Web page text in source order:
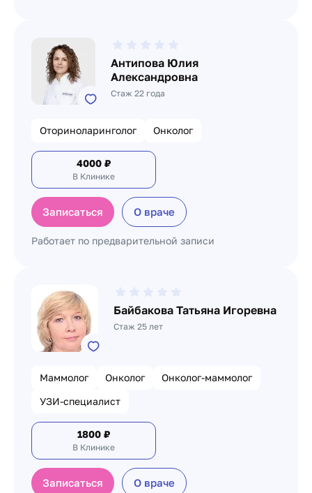
Антипова Юлия
Александровна
Стаж 22 года
Оториноларинголог Онколог
4000 ₽
В Клинике
Записаться О враче
Работает по предварительной записи
Байбакова Татьяна Игоревна
Стаж 25 лет
Маммолог Онколог
Онколог-маммолог
УЗИ-специалист
1800 ₽
В Клинике
Записаться О враче